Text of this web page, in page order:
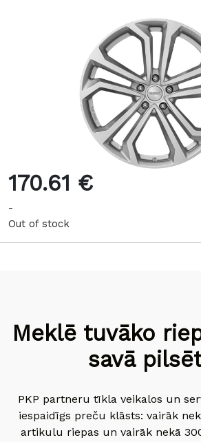
170.61 €
-
Out of stock
Meklē tuvāko
savā
PKP partneru tīkla veikalos un
iespaidīgs preču klāsts: vairāk
artikulu riepas un vairāk nekā